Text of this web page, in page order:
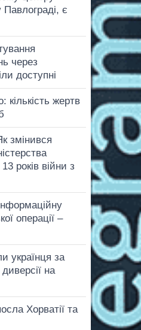
є
через
доступні
жертв
змінився
років війни з
операції –
українця за
на
Хорватії та